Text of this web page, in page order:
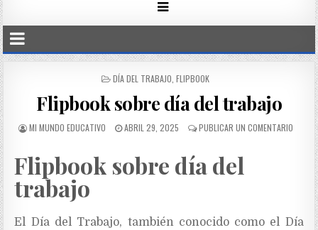
DÍA DEL TRABAJO FLIPBOOK
Flipbook sobre día del trabajo
MI MUNDO EDUCATIVO ABRIL 29, 2025 PUBLICAR UN COMENTARIO
Flipbook sobre día del
trabajo
El Día del Trabajo, también conocido como el Día